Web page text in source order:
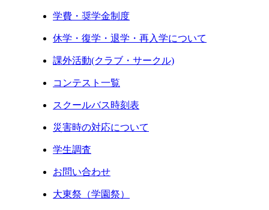
学費・奨学金制度
休学・復学・退学・再入学について
課外活動(クラブ・サークル)
コンテスト一覧
スクールバス時刻表
災害時の対応について
学生調査
お問い合わせ
大東祭（学園祭）